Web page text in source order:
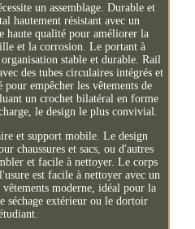
un assemblage. Durable et
hautement résistant avec un
haute qualité pour améliorer la
et la corrosion. Le portant à
stable et durable. Rail
des tubes circulaires intégrés et
pour empêcher les vêtements de
un crochet bilatéral en forme
le design le plus convivial.
et support mobile. Le design
chaussures et sacs, ou d'autres
et facile à nettoyer. Le corps
est facile à nettoyer avec un
moderne, idéal pour la
séchage extérieur ou le dortoir